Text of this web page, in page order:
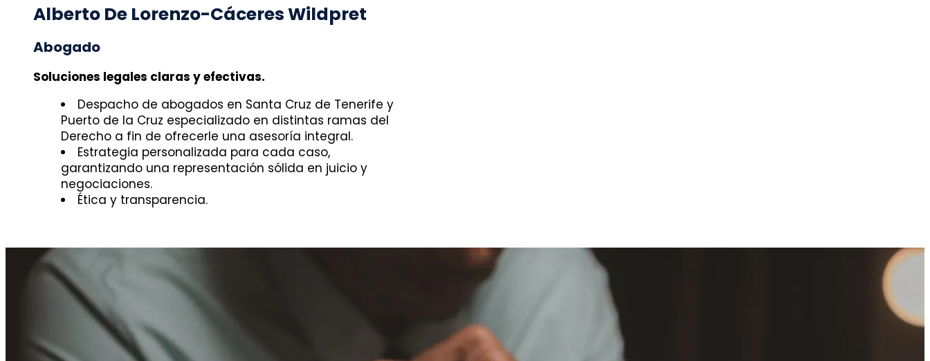
Alberto De Lorenzo-Cáceres Wildpret
Abogado
Soluciones legales claras y efectivas.
Despacho de abogados en Santa Cruz de Tenerife y
Puerto de la Cruz especializado en distintas ramas del
Derecho a fin de ofrecerle una asesoría integral.
Estrategia personalizada para cada caso,
garantizando una representación sólida en juicio y
negociaciones.
Ética y transparencia.